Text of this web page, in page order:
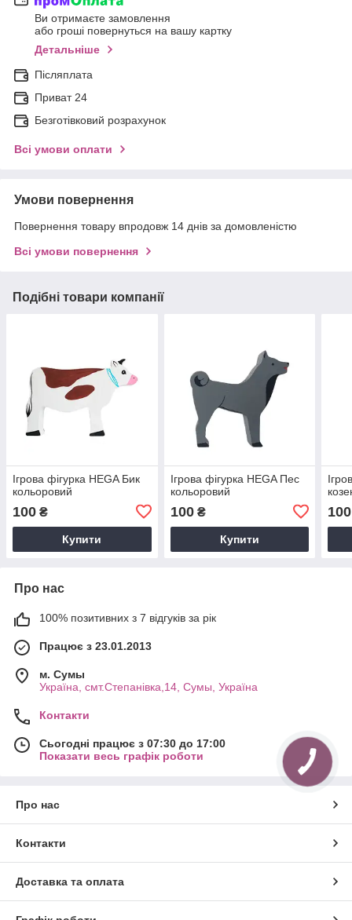
Ви отримаєте замовлення
або гроші повернуться на вашу картку
Детальніше
Післяплата
Приват 24
Безготівковий розрахунок
Всі умови оплати
Умови повернення
Повернення товару впродовж 14 днів за домовленістю
Всі умови повернення
Подібні товари компанії
Ігрова фігурка HEGA Бик
кольоровий
100 ₴
Купити
Ігрова фігурка HEGA Пес
кольоровий
100₴
Купити
100
Про нас
100% позитивних з 7 відгуків за рік
Працює з 23.01.2013
м. Cумы
Україна, смт.Степанівка,14, Cумы, Україна
Контакти
Сьогодні працює з 07:30 до 17:00
Показати весь графік роботи
Про нас
Контакти
Доставка та оплата